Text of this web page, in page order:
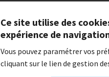
Ce site utilise des
expérience de
Vous pouvez paramétrer vos
cliquant sur le lien de gestion